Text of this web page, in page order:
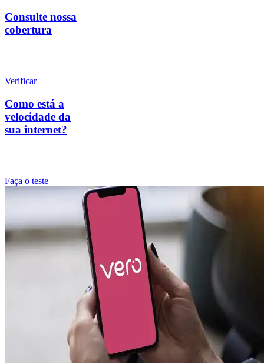
Consulte nossa
cobertura
Verificar
Como está a
velocidade da
sua internet?
Faça o teste